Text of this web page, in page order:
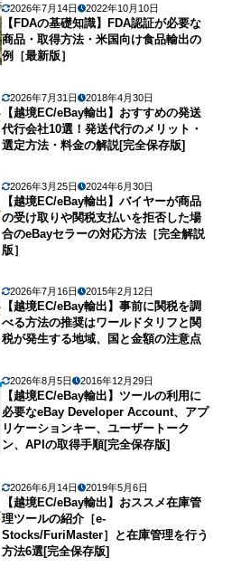
2026年7月14日 2022年10月10日
【FDAの基礎知識】FDA認証が必要な
商品・取得方法・米国向け食品輸出の
例［最新版］
2026年7月31日 2018年4月30日
【越境EC/eBay輸出】おすすめの発送
代行会社10選！発送代行のメリット・
選定方法・料金の解説[完全保存版]
2026年3月25日 2024年6月30日
【越境EC/eBay輸出】バイヤーが商品
の受け取りや関税支払いを拒否した場
合のeBayセラーの対応方法［完全解説
版］
2026年7月16日 2015年2月12日
【越境EC/eBay輸出】事前に関税を調
べる方法の推奨はワールドタリフと関
税が発生する地域、国と金額の注意点
2026年8月5日 2016年12月29日
【越境EC/eBay輸出】ツールの利用に
必要なeBay Developer Account、アプ
リケーションキー、ユーザートーク
ン、APIの取得手順[完全保存版]
2026年6月14日 2019年5月6日
【越境EC/eBay輸出】おススメ在庫管
理ツールの紹介［e-
Stocks/FuriMaster］と在庫管理を行う
方法6選[完全保存版]